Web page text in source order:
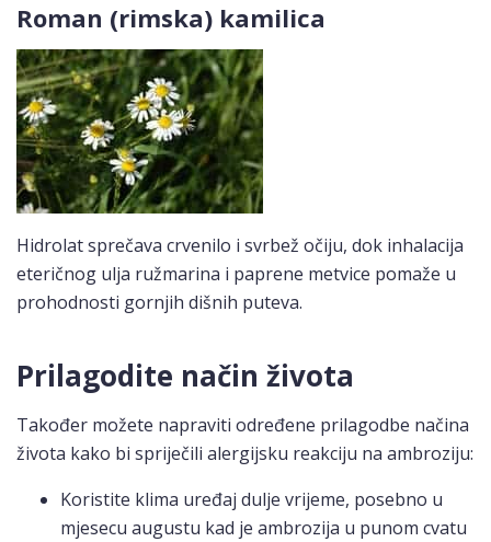
Roman (rimska) kamilica
Hidrolat sprečava crvenilo i svrbež očiju, dok inhalacija
eteričnog ulja ružmarina i paprene metvice pomaže u
prohodnosti gornjih dišnih puteva.
Prilagodite način života
Također možete napraviti određene prilagodbe načina
života kako bi spriječili alergijsku reakciju na ambroziju:
Koristite klima uređaj dulje vrijeme, posebno u
mjesecu augustu kad je ambrozija u punom cvatu